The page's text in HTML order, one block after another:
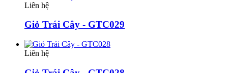
Liên hệ
Giỏ Trái Cây - GTC029
Liên hệ